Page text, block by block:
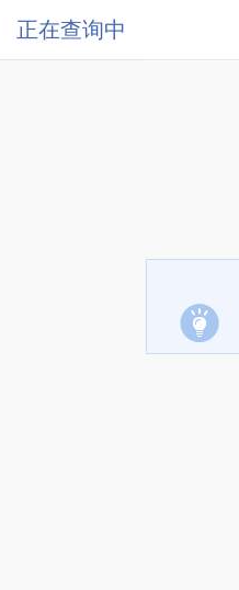
正在查询中